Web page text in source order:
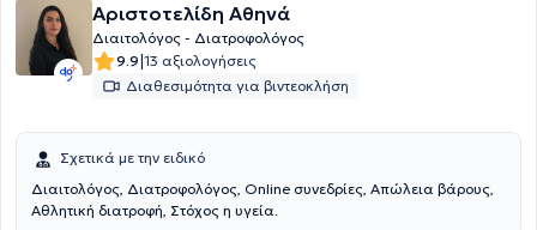
Αριστοτελίδη Αθηνά
Διαιτολόγος - Διατροφολόγος
9.9|13 αξιολογήσεις
Διαθεσιμότητα για βιντεοκλήση
Σχετικά με την ειδικό
Διαιτολόγος, Διατροφολόγος, Online συνεδρίες, Απώλεια βάρους,
Αθλητική διατροφή, Στόχος η υγεία.